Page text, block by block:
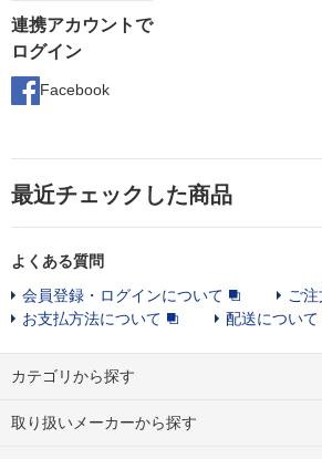
連携アカウントで
ログイン
Facebook
最近チェックした商品
よくある質問
会員登録・ログインについて
ご
お支払方法について
配送について
カテゴリから探す
取り扱いメーカーから探す